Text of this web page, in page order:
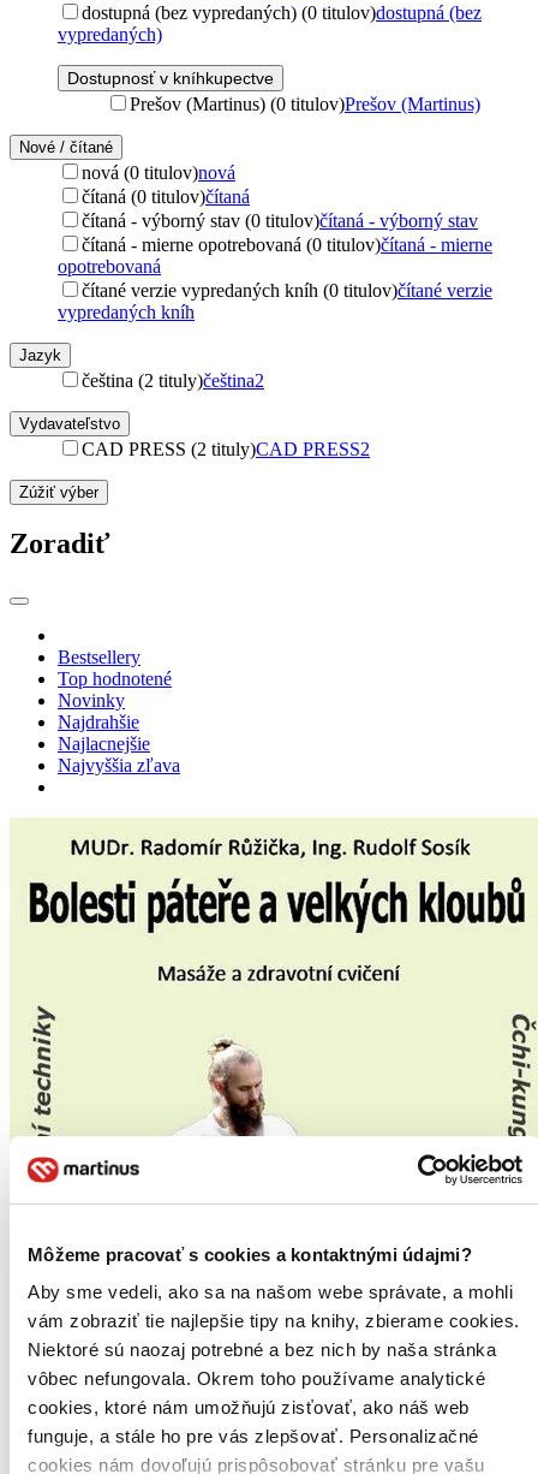
Môžeme pracovať s cookies a kontaktnými údajmi?
Aby sme vedeli, ako sa na našom webe správate, a mohli
vám zobraziť tie najlepšie tipy na knihy, zbierame cookies.
Niektoré sú naozaj potrebné a bez nich by naša stránka
vôbec nefungovala. Okrem toho používame analytické
cookies, ktoré nám umožňujú zisťovať, ako náš web
funguje, a stále ho pre vás zlepšovať. Personalizačné
cookies nám dovoľujú prispôsobovať stránku pre vašu
dostupná (bez vypredaných) (0 titulov)dostupná (bez
vypredaných)
Dostupnosť v kníhkupectve
Prešov (Martinus) (0 titulov)Prešov (Martinus)
Nové / čítané
nová (0 titulov)nová
čítaná (0 titulov)čítaná
čítaná - výborný stav (0 titulov)čítaná - výborný stav
čítaná - mierne opotrebovaná (0 titulov)čítaná - mierne
opotrebovaná
čítané verzie vypredaných kníh (0 titulov)čítané verzie
vypredaných kníh
Jazyk
čeština (2 tituly)čeština2
Vydavateľstvo
CAD PRESS (2 tituly)CAD PRESS2
Zúžiť výber
Zoradiť
Bestsellery
Top hodnotené
Novinky
Najdrahšie
Najlacnejšie
Najvyššia zľava